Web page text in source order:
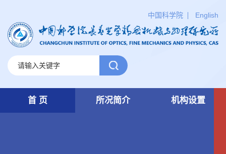
中国科学院 English
首 页 所况简介 机构设置